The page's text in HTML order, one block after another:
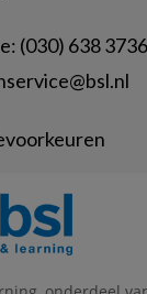
(030) 638 3736